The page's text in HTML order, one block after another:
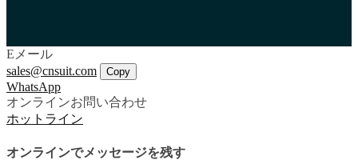
Eメール
sales@cnsuit.com
Copy
WhatsApp
オンラインお問い合わせ
ホットライン
オンラインでメッセージを残す